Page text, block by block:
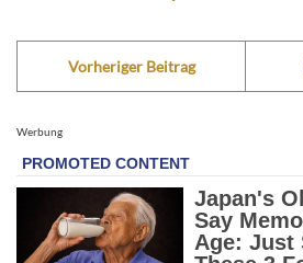
Vorheriger Beitrag
Werbung